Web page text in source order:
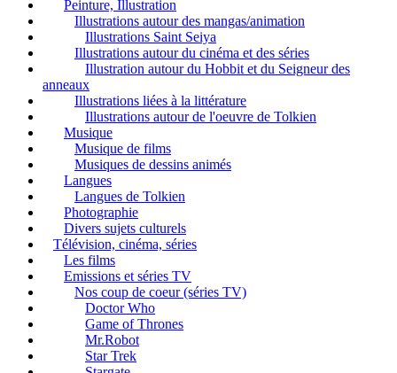
Peinture, Illustration
Illustrations autour des mangas/animation
Illustrations Saint Seiya
Illustrations autour du cinéma et des séries
Illustration autour du Hobbit et du Seigneur des
anneaux
Illustrations liées à la littérature
Illustrations autour de l'oeuvre de Tolkien
Musique
Musique de films
Musiques de dessins animés
Langues
Langues de Tolkien
Photographie
Divers sujets culturels
Télévision, cinéma, séries
Les films
Emissions et séries TV
Nos coup de coeur (séries TV)
Doctor Who
Game of Thrones
Mr.Robot
Star Trek